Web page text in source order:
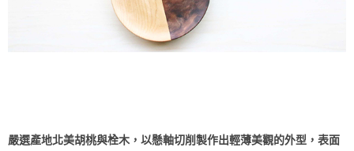
嚴選產地北美胡桃與栓木，以懸軸切削製作出輕薄美觀的外型，表面